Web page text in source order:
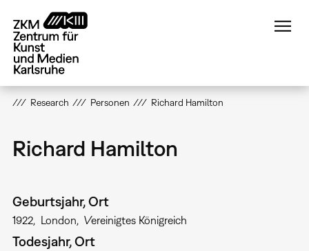
zum
Inhalt
Research Personen Richard Hamilton
Richard Hamilton
Geburtsjahr, Ort
1922 London Vereinigtes Königreich
Todesjahr, Ort